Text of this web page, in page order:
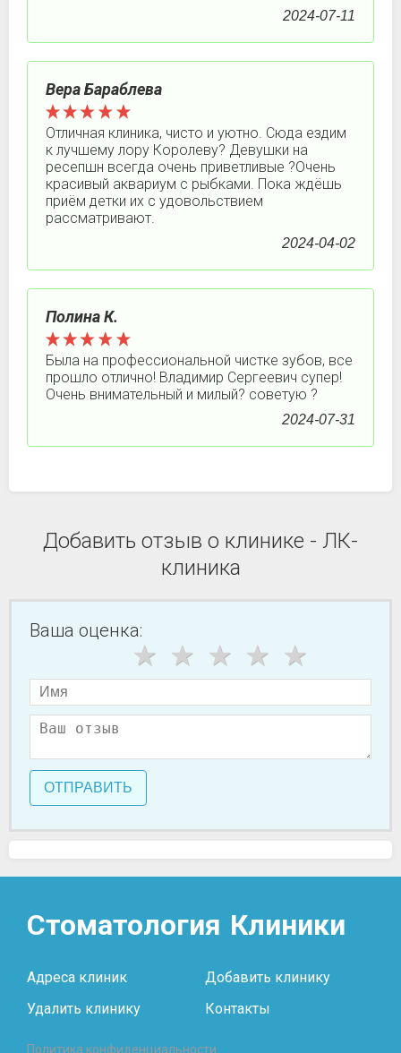
2024-07-11
Вера Бараблева
Отличная клиника, чисто и уютно. Сюда ездим
к лучшему лору Королеву? Девушки на
ресепшн всегда очень приветливые ?Очень
красивый аквариум с рыбками. Пока ждёшь
приём детки их с удовольствием
рассматривают.
2024-04-02
Полина К.
Была на профессиональной чистке зубов, все
прошло отлично! Владимир Сергеевич супер!
Очень внимательный и милый? советую ?
2024-07-31
Добавить отзыв о клинике - ЛК-
клиника
Ваша оценка:
ОТПРАВИТЬ
Стоматология Клиники
Адреса клиник
Добавить клинику
Удалить клинику
Контакты
Политика конфиденциальности